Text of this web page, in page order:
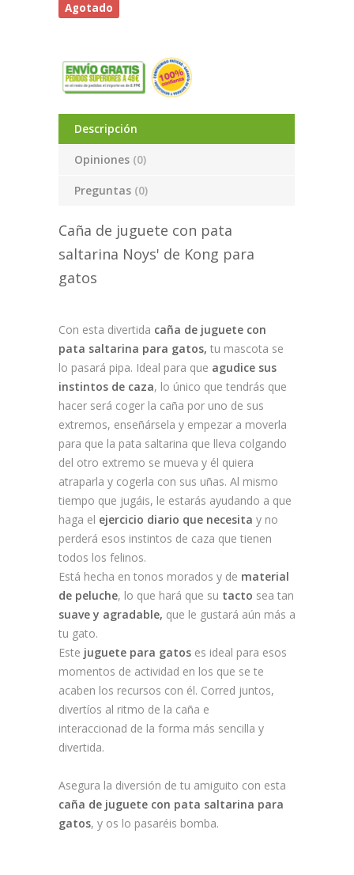
Agotado
Descripción
Opiniones (0)
Preguntas (0)
Caña de juguete con pata
saltarina Noys' de Kong para
gatos
Con esta divertida caña de juguete con
pata saltarina para gatos, tu mascota se
lo pasará pipa. Ideal para que agudice sus
instintos de caza, lo único que tendrás que
hacer será coger la caña por uno de sus
extremos, enseñársela y empezar a moverla
para que la pata saltarina que lleva colgando
del otro extremo se mueva y él quiera
atraparla y cogerla con sus uñas. Al mismo
tiempo que jugáis, le estarás ayudando a que
haga el ejercicio diario que necesita y no
perderá esos instintos de caza que tienen
todos los felinos.
Está hecha en tonos morados y de material
de peluche, lo que hará que su tacto sea tan
suave y agradable, que le gustará aún más a
tu gato.
Este juguete para gatos es ideal para esos
momentos de actividad en los que se te
acaben los recursos con él. Corred juntos,
divertíos al ritmo de la caña e
interaccionad de la forma más sencilla y
divertida.
Asegura la diversión de tu amiguito con esta
caña de juguete con pata saltarina para
gatos, y os lo pasaréis bomba.